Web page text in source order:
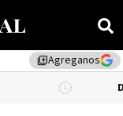
library_addAgreganos
DÓLAR BNA